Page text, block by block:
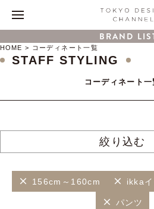
BRAND
HOME コーディネート一覧
STAFF STYLING
コーディネート一
絞り込む
156cm～160cm ikka
パンツ